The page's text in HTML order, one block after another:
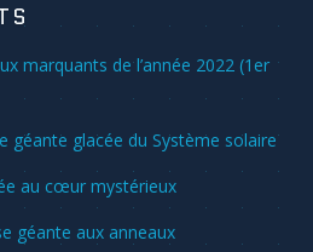
marquants de l’année 2022 (1er
géante glacée du Système solaire
au cœur mystérieux
géante aux anneaux